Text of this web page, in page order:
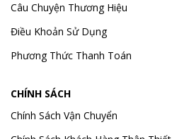
Câu Chuyện Thương Hiệu
Điều Khoản Sử Dụng
Phương Thức Thanh Toán
CHÍNH SÁCH
Chính Sách Vận Chuyển